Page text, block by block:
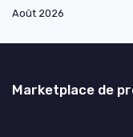
Août 2026
Marketplace de